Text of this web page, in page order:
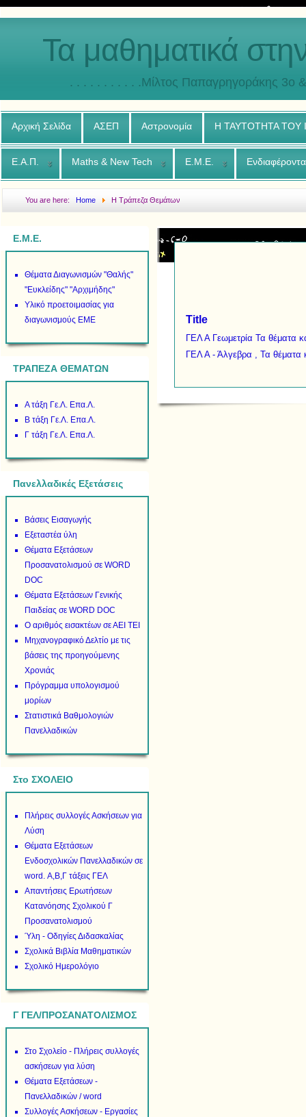
Τα μαθηματικά
. . . . . . . . . . .Μίλτος Παπαγρηγοράκης 3o
Αρχική Σελίδα ΑΣΕΠ Αστρονομία Η ΤΑΥΤΟΤΗΤΑ ΤΟΥ
Ε.Α.Π. Maths & New Tech Ε.Μ.Ε.
You are here:Home Η Τράπεζα Θεμάτων
Ε.Μ.Ε.
Θέματα Διαγωνισμών "Θαλής"
"Ευκλείδης" "Αρχιμήδης"
Υλικό προετοιμασίας για
διαγωνισμούς ΕΜΕ
ΤΡΑΠΕΖΑ ΘΕΜΑΤΩΝ
Α τάξη Γε.Λ. Επα.Λ.
Β τάξη Γε.Λ. Επα.Λ.
Γ τάξη Γε.Λ. Επα.Λ.
Πανελλαδικές Εξετάσεις
Βάσεις Εισαγωγής
Εξεταστέα ύλη
Θέματα Εξετάσεων
Προσανατολισμού σε WORD
DOC
Θέματα Εξετάσεων Γενικής
Παιδείας σε WORD DOC
Ο αριθμός εισακτέων σε ΑΕΙ ΤΕΙ
Μηχανογραφικό Δελτίο με τις
βάσεις της προηγούμενης
Χρονιάς
Πρόγραμμα υπολογισμού
μορίων
Στατιστικά Βαθμολογιών
Πανελλαδικών
Στο ΣΧΟΛΕΙΟ
Πλήρεις συλλογές Ασκήσεων για
Λύση
Θέματα Εξετάσεων
Ενδοσχολικών Πανελλαδικών σε
word. Α,Β,Γ τάξεις ΓΕΛ
Απαντήσεις Ερωτήσεων
Κατανόησης Σχολικού Γ
Προσανατολισμού
Ύλη - Οδηγίες Διδασκαλίας
Σχολικά Βιβλία Μαθηματικών
Σχολικό Ημερολόγιο
Γ ΓΕΛ/ΠΡΟΣΑΝΑΤΟΛΙΣΜΟΣ
Στο Σχολείο - Πλήρεις συλλογές
ασκήσεων για λύση
Θέματα Εξετάσεων -
Πανελλαδικών / word
Συλλογές Ασκήσεων - Εργασίες
Title
ΓΕΛ Α Γεωμετρία Τα θέματα
ΓΕΛ Α - Άλγεβρα , Τα θέματα